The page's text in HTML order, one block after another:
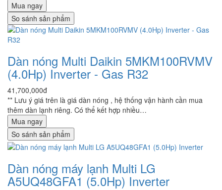
Mua ngay
So sánh sản phẩm
Dàn nóng Multi Daikin 5MKM100RVMV
(4.0Hp) Inverter - Gas R32
41,700,000đ
** Lưu ý giá trên là giá dàn nóng , hệ thống vận hành cần mua
thêm dàn lạnh riêng. Có thể kết hợp nhiều…
Mua ngay
So sánh sản phẩm
Dàn nóng máy lạnh Multi LG
A5UQ48GFA1 (5.0Hp) Inverter